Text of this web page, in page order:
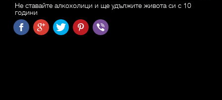
Не ставайте алкохолици и ще удължите живота си с 10
години